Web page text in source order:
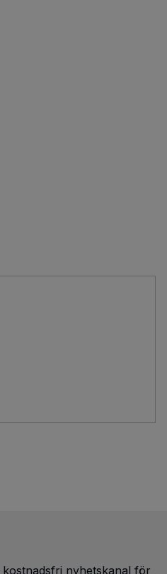
nyhetskanal för